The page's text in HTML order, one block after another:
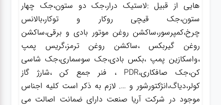
هایی از قبیل :لاستیک درار،جک دو ستون،جک چهار
ستون،جک قیچی روکار و توکار،بالانس
چرخ،کمپرسور،ساکشن روغن موتور بادی و برقی،ساکشن
روغن گیربکس ،ساکشن روغن ترمز،گریس پمپ
،واسکازین پمپ ،بکس بادی،جک سوسماری،جک شاسی
کن،جک صافکاری،PDR ، فنر جمع کن ،شارژ گاز
کولر،دیاگ،انژکتورشور و …. لازم به ذکر است کلیه اجناس
موجود در شرکت آریا صنعت دارای ضمانت اصالت می